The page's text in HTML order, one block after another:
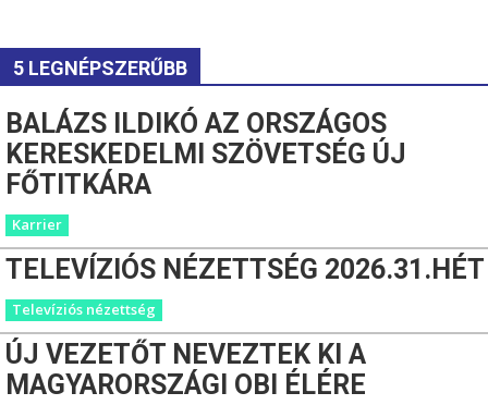
5 LEGNÉPSZERŰBB
BALÁZS ILDIKÓ AZ ORSZÁGOS
KERESKEDELMI SZÖVETSÉG ÚJ
FŐTITKÁRA
Karrier
TELEVÍZIÓS NÉZETTSÉG 2026.31.HÉT
Televíziós nézettség
ÚJ VEZETŐT NEVEZTEK KI A
MAGYARORSZÁGI OBI ÉLÉRE